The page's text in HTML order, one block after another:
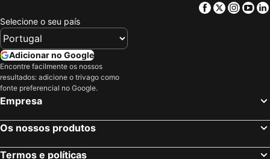
Facebook
Twitter
Selecione o seu país
Adicionar no Google
Encontre facilmente os nossos
resultados: adicione o trivago como
fonte preferencial no Google.
Empresa
Os nossos produtos
Termos e políticas